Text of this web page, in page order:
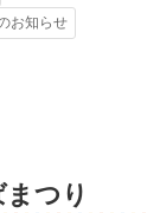
お知らせ
まつり